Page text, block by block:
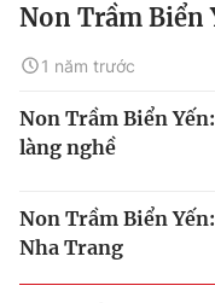
Non Trầm Biển
1 năm trước
Non Trầm Biển
làng nghề
Non Trầm Biển
Nha Trang